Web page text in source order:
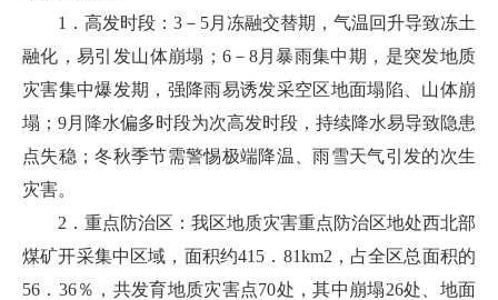
1．高发时段：3－5月冻融交替期，气温回升导致冻土
融化，易引发山体崩塌；6－8月暴雨集中期，是突发地质
灾害集中爆发期，强降雨易诱发采空区地面塌陷、山体崩
塌；9月降水偏多时段为次高发时段，持续降水易导致隐患
点失稳；冬秋季节需警惕极端降温、雨雪天气引发的次生
灾害。
2．重点防治区：我区地质灾害重点防治区地处西北部
煤矿开采集中区域，面积约415．81km2，占全区总面积的
56．36％，共发育地质灾害点70处，其中崩塌26处、地面